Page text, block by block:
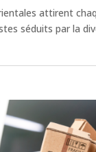
attirent
séduits par la